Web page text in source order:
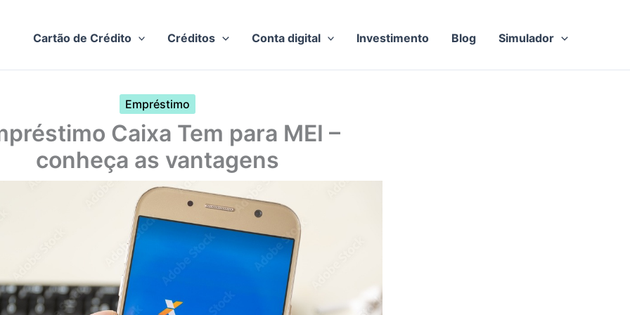
Cartão de Crédito Créditos Conta digital Investimento Blog Simulador
Empréstimo
Caixa Tem para MEI –
conheça as vantagens